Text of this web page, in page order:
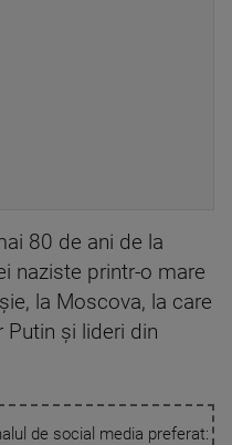
80 de ani de la
naziste printr-o mare
la Moscova, la care
Putin şi lideri din
de social media preferat: